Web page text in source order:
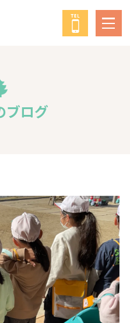
会
の方針
事業
保育事業
動
ブログ